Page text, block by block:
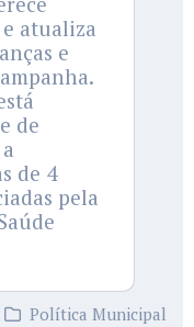
atualiza
e
de
de 4
pela
Política Municipal